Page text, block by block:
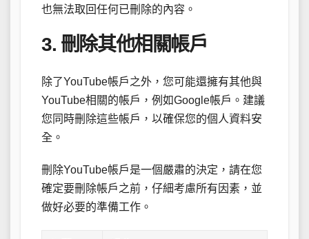
也無法取回任何已刪除的內容。
3. 刪除其他相關帳戶
除了YouTube帳戶之外，您可能還擁有其他與
YouTube相關的帳戶，例如Google帳戶。建議
您同時刪除這些帳戶，以確保您的個人資料安
全。
刪除YouTube帳戶是一個嚴肅的決定，請在您
確定要刪除帳戶之前，仔細考慮所有因素，並
做好必要的準備工作。